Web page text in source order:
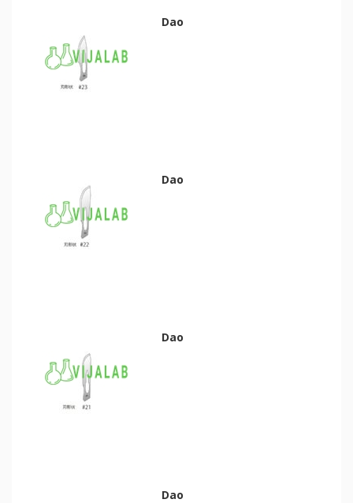
Dao
Dao
Dao
Dao